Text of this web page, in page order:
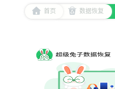
首页 数据恢复